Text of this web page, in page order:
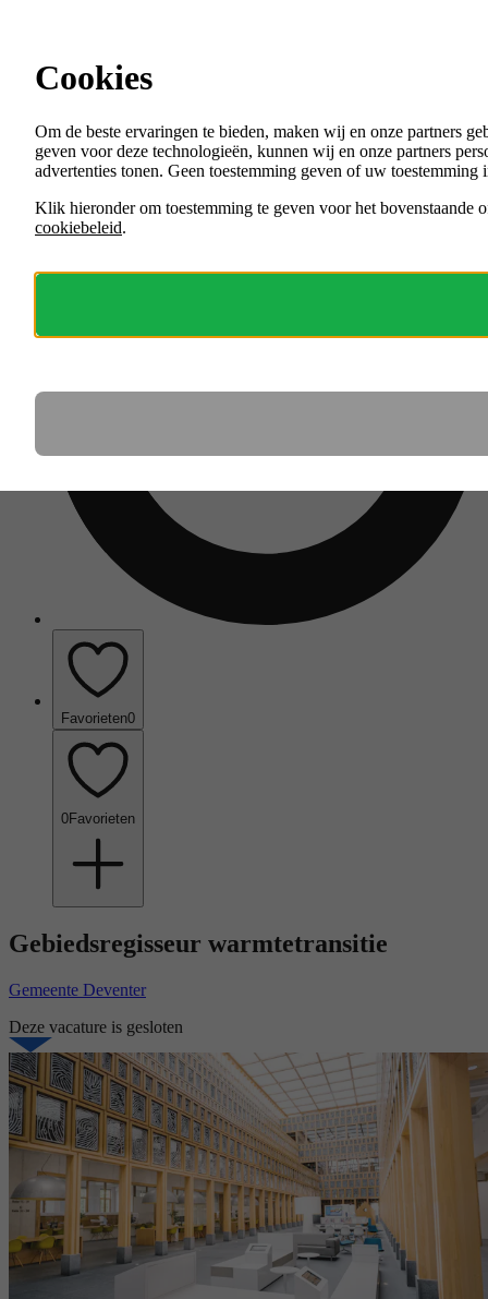
Menu
VACATURES
ORGANISATIES
Favorieten0
0Favorieten
Gebiedsregisseur warmtetransitie
Gemeente Deventer
Deze vacature is gesloten
Cookies
Om de beste ervaringen te bieden, maken wij en onze partners
geven voor deze technologieën, kunnen wij en onze partners
advertenties tonen. Geen toestemming geven of uw
Klik hieronder om toestemming te geven voor het bovenstaande
cookiebeleid.